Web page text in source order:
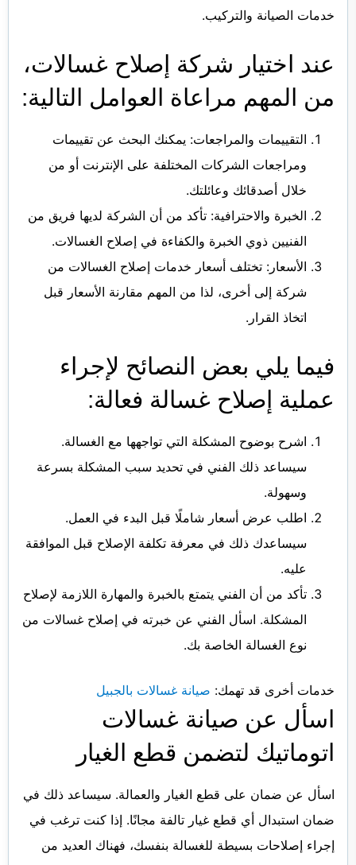
خدمات الصيانة والتركيب.
عند اختيار شركة إصلاح غسالات،
من المهم مراعاة العوامل التالية:
التقييمات والمراجعات: يمكنك البحث عن تقييمات
ومراجعات الشركات المختلفة على الإنترنت أو من
خلال أصدقائك وعائلتك.
الخبرة والاحترافية: تأكد من أن الشركة لديها فريق من
الفنيين ذوي الخبرة والكفاءة في إصلاح الغسالات.
الأسعار: تختلف أسعار خدمات إصلاح الغسالات من
شركة إلى أخرى، لذا من المهم مقارنة الأسعار قبل
اتخاذ القرار.
فيما يلي بعض النصائح لإجراء
عملية إصلاح غسالة فعالة:
اشرح بوضوح المشكلة التي تواجهها مع الغسالة.
سيساعد ذلك الفني في تحديد سبب المشكلة بسرعة
وسهولة.
اطلب عرض أسعار شاملًا قبل البدء في العمل.
سيساعدك ذلك في معرفة تكلفة الإصلاح قبل الموافقة
عليه.
تأكد من أن الفني يتمتع بالخبرة والمهارة اللازمة لإصلاح
المشكلة. اسأل الفني عن خبرته في إصلاح غسالات من
نوع الغسالة الخاصة بك.
خدمات أخرى قد تهمك: صيانة غسالات بالجبيل
اسأل عن صيانة غسالات
اتوماتيك لتضمن قطع الغيار
اسأل عن ضمان على قطع الغيار والعمالة. سيساعد ذلك في
ضمان استبدال أي قطع غيار تالفة مجانًا. إذا كنت ترغب في
إجراء إصلاحات بسيطة للغسالة بنفسك، فهناك العديد من